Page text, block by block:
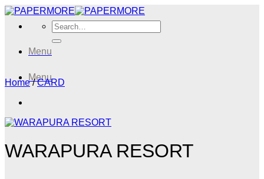
Skip
content
Search
for:
Menu
Menu
Home / CARD
WARAPURA RESORT